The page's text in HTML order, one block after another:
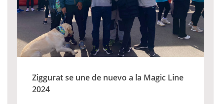
Ziggurat se une de nuevo a la Magic Line
2024